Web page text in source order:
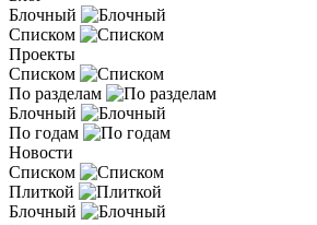
Блочный
Списком
Проекты
Списком
По разделам
Блочный
По годам
Новости
Списком
Плиткой
Блочный